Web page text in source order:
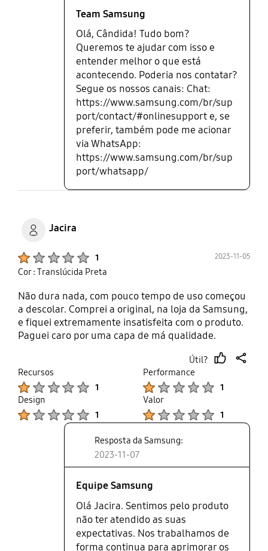
Team Samsung
Olá, Cândida! Tudo bom?
Queremos te ajudar com isso e
entender melhor o que está
acontecendo. Poderia nos contatar?
​ Segue os nossos canais: ​ ​Chat:
https://www.samsung.com/br/sup
port/contact/#onlinesupport e, se
preferir, também pode me acionar
via WhatsApp:
https://www.samsung.com/br/sup
port/whatsapp/
Jacira
1 2023-11-05
Cor : Translúcida Preta
Não dura nada, com pouco tempo de uso começou
a descolar. Comprei a original, na loja da Samsung,
e fiquei extremamente insatisfeita com o produto.
Paguei caro por uma capa de má qualidade.
Útil?
up
Recursos
1
Performance
1
Design
1
Valor
1
Resposta da Samsung:
2023-11-07
Equipe Samsung
Olá Jacira. Sentimos pelo produto
não ter atendido as suas
expectativas. Nos trabalhamos de
forma continua para aprimorar os